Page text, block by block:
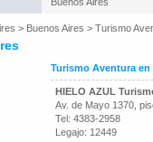
> Buenos Aires > Turismo
Turismo Aventura
HIELO AZUL
Av. de Mayo 1370,
Tel: 4383-2958
Legajo: 12449